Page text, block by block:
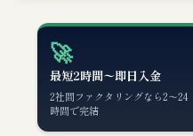
🚀
最短2時間〜即日入金
2社間ファクタリングなら2〜24
時間で完結